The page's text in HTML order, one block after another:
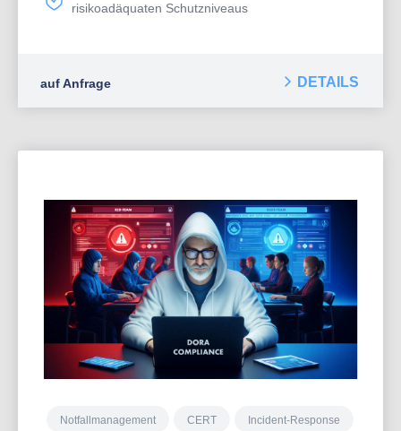
jeweiligen Anbieter im Schadenfall auch Ihre Leistungen
Lücken zur Seite stehen. Und nicht zuletzt stehen wir
Ihnen im Fall der Fälle als Ihr Krisenmanagement-
dabei, ihre Ansprüche durchzusetzen und größeren
risikoadäquaten Schutzniveaus
auf Anfrage DETAILS
Notfallmanagement CERT Incident-Response